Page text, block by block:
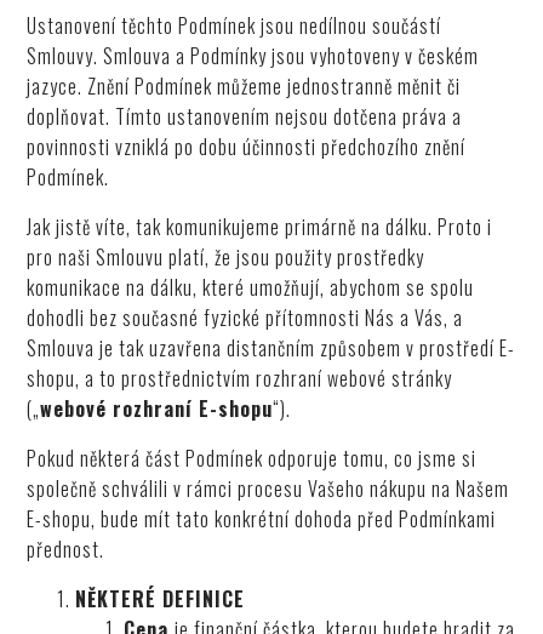
Ustanovení těchto Podmínek jsou nedílnou součástí
Smlouvy. Smlouva a Podmínky jsou vyhotoveny v českém
jazyce. Znění Podmínek můžeme jednostranně měnit či
doplňovat. Tímto ustanovením nejsou dotčena práva a
povinnosti vzniklá po dobu účinnosti předchozího znění
Podmínek.
Jak jistě víte, tak komunikujeme primárně na dálku. Proto i
pro naši Smlouvu platí, že jsou použity prostředky
komunikace na dálku, které umožňují, abychom se spolu
dohodli bez současné fyzické přítomnosti Nás a Vás, a
Smlouva je tak uzavřena distančním způsobem v prostředí E-
shopu, a to prostřednictvím rozhraní webové stránky
(„webové rozhraní E-shopu“).
Pokud některá část Podmínek odporuje tomu, co jsme si
společně schválili v rámci procesu Vašeho nákupu na Našem
E-shopu, bude mít tato konkrétní dohoda před Podmínkami
přednost.
NĚKTERÉ DEFINICE